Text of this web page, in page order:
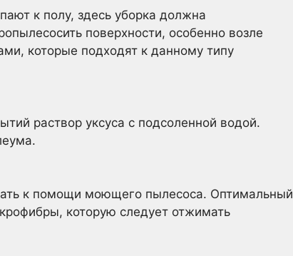
к полу, здесь уборка должна
поверхности, особенно возле
которые подходят к данному типу
раствор уксуса с подсоленной водой.
к помощи моющего пылесоса. Оптимальный
которую следует отжимать